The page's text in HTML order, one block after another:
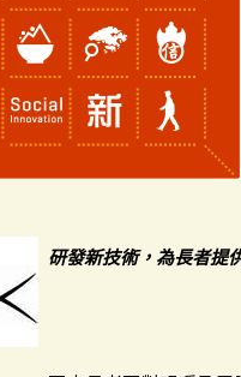
研發新技術，為長者提